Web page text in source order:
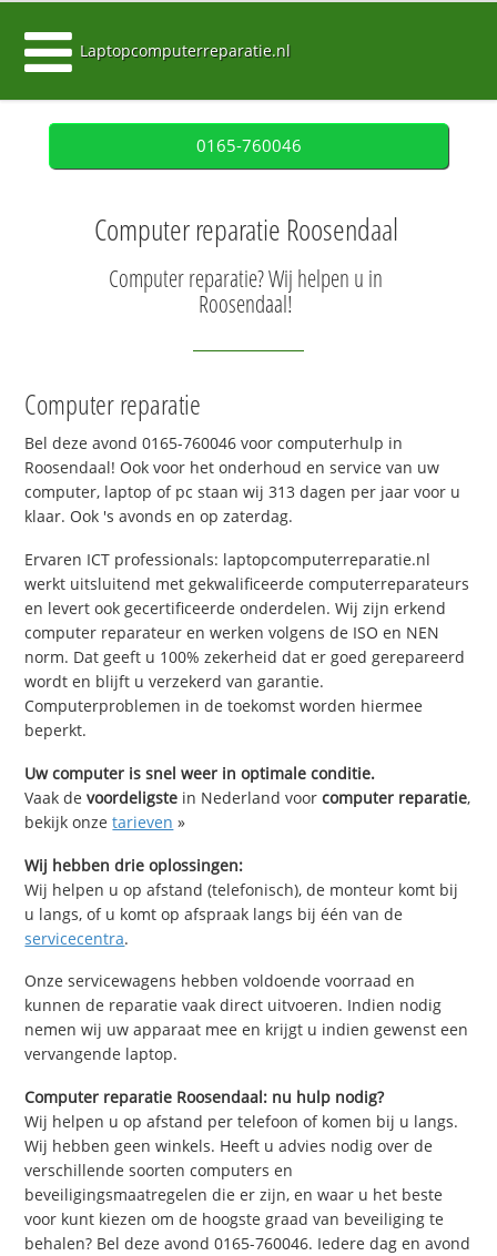
Laptopcomputerreparatie.nl
0165-760046
Computer reparatie Roosendaal
Computer reparatie? Wij helpen u in
Roosendaal!
Computer reparatie
Bel deze avond 0165-760046 voor computerhulp in
Roosendaal! Ook voor het onderhoud en service van uw
computer, laptop of pc staan wij 313 dagen per jaar voor u
klaar. Ook 's avonds en op zaterdag.
Ervaren ICT professionals: laptopcomputerreparatie.nl
werkt uitsluitend met gekwalificeerde computerreparateurs
en levert ook gecertificeerde onderdelen. Wij zijn erkend
computer reparateur en werken volgens de ISO en NEN
norm. Dat geeft u 100% zekerheid dat er goed gerepareerd
wordt en blijft u verzekerd van garantie.
Computerproblemen in de toekomst worden hiermee
beperkt.
Uw computer is snel weer in optimale conditie.
Vaak devoordeligste in Nederland voorcomputer reparatie,
bekijk onzetarieven »
Wij hebben drie oplossingen:
Wij helpen u op afstand (telefonisch), de monteur komt bij
u langs, of u komt op afspraak langs bij één van de
servicecentra.
Onze servicewagens hebben voldoende voorraad en
kunnen de reparatie vaak direct uitvoeren. Indien nodig
nemen wij uw apparaat mee en krijgt u indien gewenst een
vervangende laptop.
Computer reparatie Roosendaal: nu hulp nodig?
Wij helpen u op afstand per telefoon of komen bij u langs.
Wij hebben geen winkels. Heeft u advies nodig over de
verschillende soorten computers en
beveiligingsmaatregelen die er zijn, en waar u het beste
voor kunt kiezen om de hoogste graad van beveiliging te
behalen? Bel deze avond 0165-760046. Iedere dag en avond